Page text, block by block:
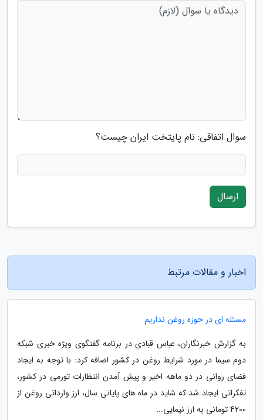
سوال اتفاقی: نام پایتخت ایران چیست؟
ارسال
اخبار و مقالات مرتبط
مسئله ای در حوزه روغن نداریم
به گزارش خبرنگاران، عباس قبادی در برنامه گفتگوی ویژه خبری شبکه
دوم سیما در مورد شرایط روغن در کشور اضافه کرد: با توجه به ایجاد
فضای روانی در دو ماهه اخیر و پیش آمدن انتظارات تورمی در کشور،
تفکراتی ایجاد شد که شاید در ماه های پایانی سال، ارز وارداتی روغن از
4200 تومانی به ارز نیمایی...